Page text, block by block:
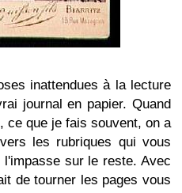
inattendues à la lecture
journal en papier. Quand
ce que je fais souvent, on a
les rubriques qui vous
sur le reste. Avec
de tourner les pages vous